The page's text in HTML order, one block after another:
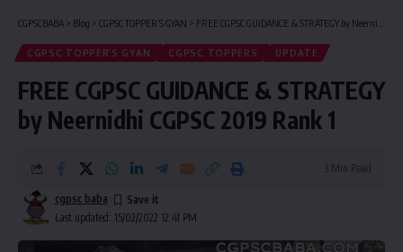
CGPSCBABA > Blog > CGPSC TOPPER’S GYAN > FREE CGPSC GUIDANCE & STRATEGY by Neernidhi CGPSC 2019 Rank 1
CGPSC TOPPER’S GYAN CGPSC TOPPERS UPDATE
FREE CGPSC GUIDANCE & STRATEGY
by Neernidhi CGPSC 2019 Rank 1
Last updated: 15/02/2022 12:41 PM
cgpsc baba
3 Min Read